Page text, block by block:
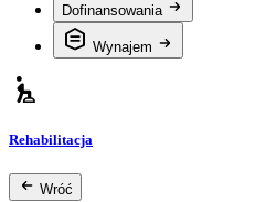
Dofinansowania
Wynajem
Rehabilitacja
Wróć